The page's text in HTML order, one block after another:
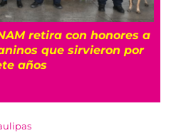
retira con honores a
que sirvieron por
años